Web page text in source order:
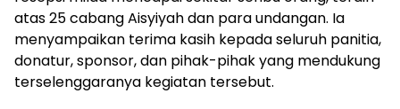
atas 25 cabang Aisyiyah dan para undangan. Ia
menyampaikan terima kasih kepada seluruh panitia,
donatur, sponsor, dan pihak-pihak yang mendukung
terselenggaranya kegiatan tersebut.